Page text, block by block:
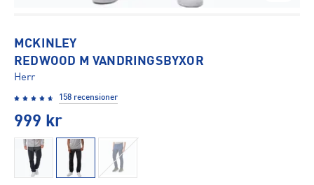
MCKINLEY
REDWOOD M VANDRINGSBYXOR
Herr
158 recensioner
999 kr